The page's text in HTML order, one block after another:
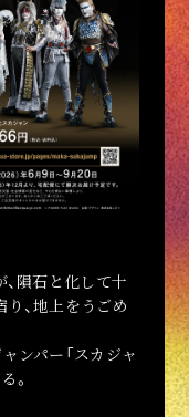
メディア登場情報
構成員紹介
PROFILE
サ
BLACK MASS
隕石と化して十
、地上をうごめ
ンパー「スカジャ
。